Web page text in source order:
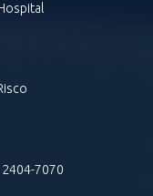
2404-7070